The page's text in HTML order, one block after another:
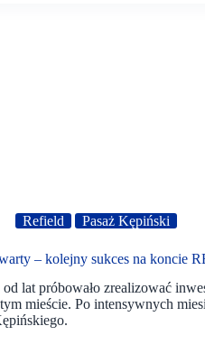
Refield Pasaż Kępiński
– kolejny sukces na koncie
lat próbowało zrealizować
mieście. Po intensywnych